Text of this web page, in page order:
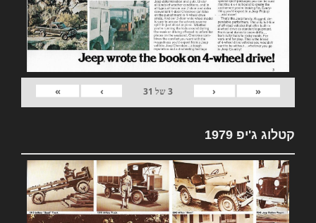
«
‹
3של 31
›
»
קטלוג ג'יפ 1979